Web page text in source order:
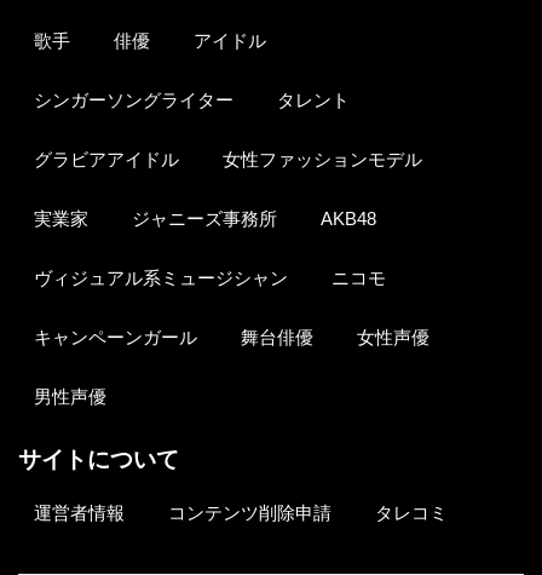
歌手 俳優 アイドル
シンガーソングライター タレント
グラビアアイドル 女性ファッションモデル
実業家 ジャニーズ事務所 AKB48
ヴィジュアル系ミュージシャン ニコモ
キャンペーンガール 舞台俳優 女性声優
男性声優
サイトについて
運営者情報 コンテンツ削除申請 タレコミ